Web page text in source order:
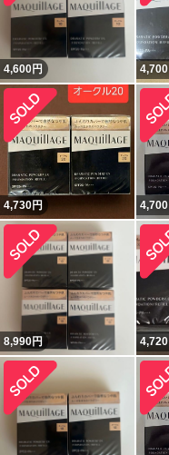
4,600円 4,700
4,730円 4,700
8,990円 4,720